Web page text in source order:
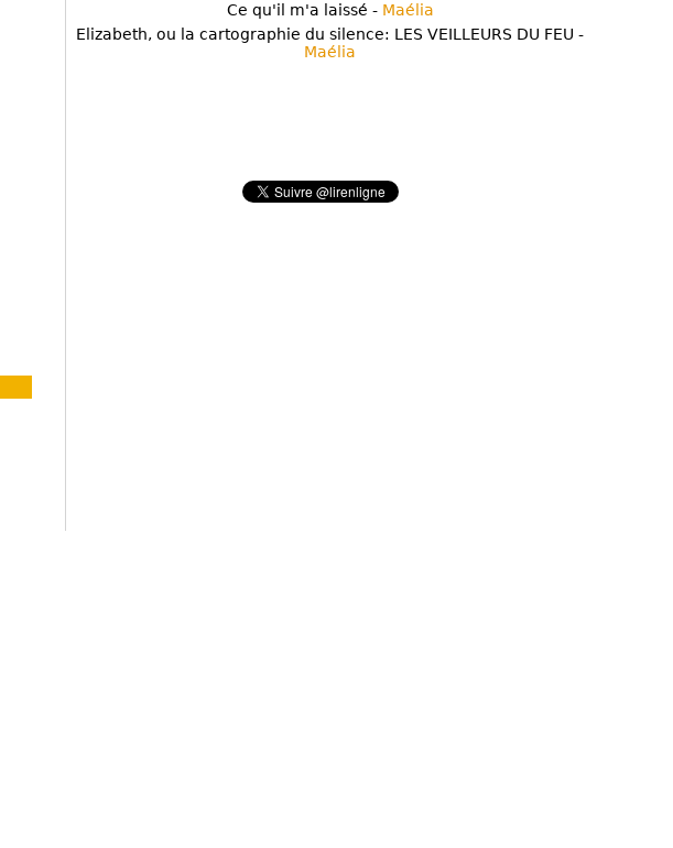
Ce qu'il m'a laissé - Maélia
Elizabeth, ou la cartographie du silence: LES VEILLEURS DU FEU -
Maélia